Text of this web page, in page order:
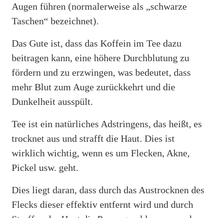
Augen führen (normalerweise als „schwarze
Taschen“ bezeichnet).
Das Gute ist, dass das Koffein im Tee dazu
beitragen kann, eine höhere Durchblutung zu
fördern und zu erzwingen, was bedeutet, dass
mehr Blut zum Auge zurückkehrt und die
Dunkelheit ausspült.
Tee ist ein natürliches Adstringens, das heißt, es
trocknet aus und strafft die Haut. Dies ist
wirklich wichtig, wenn es um Flecken, Akne,
Pickel usw. geht.
Dies liegt daran, dass durch das Austrocknen des
Flecks dieser effektiv entfernt wird und durch